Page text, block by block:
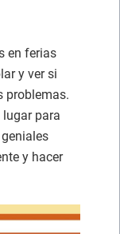
en ferias
y ver si
problemas.
para
y hacer